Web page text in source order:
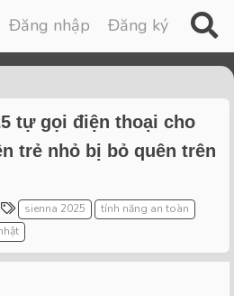
Đăng nhập Đăng ký
tự gọi điện thoại cho
trẻ nhỏ bị bỏ quên trên
T
a
g
s
sienna 2025
tính năng an toàn